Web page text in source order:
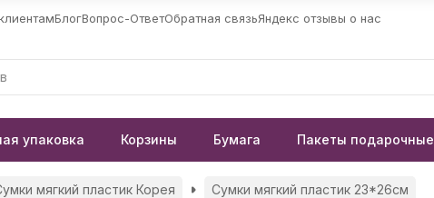
БлогВопрос-ОтветОбратная связьЯндекс отзывы о нас
упаковка Корзины Бумага Пакеты подарочные
мягкий пластик Корея
Сумки мягкий пластик 23*26см